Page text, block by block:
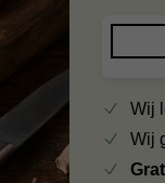
Wij
Wij